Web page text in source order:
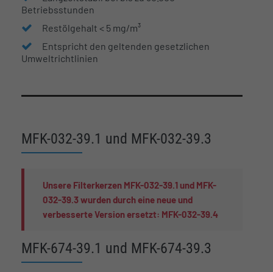
Betriebsstunden
Restölgehalt < 5 mg/m³
Entspricht den geltenden gesetzlichen
Umweltrichtlinien
MFK-032-39.1 und MFK-032-39.3
Unsere Filterkerzen MFK-032-39.1 und MFK-
032-39.3 wurden durch eine neue und
verbesserte Version ersetzt: MFK-032-39.4
MFK-674-39.1 und MFK-674-39.3